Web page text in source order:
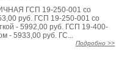
ГСП 19-250-001 со
руб. ГСП 19-250-001 со
- 5992,00 руб. ГСП 19-400-
- 5933,00 руб. ГС...
Подробно >>